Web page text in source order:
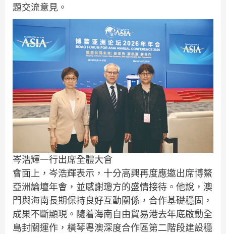
題交流意見。
岑浩輝一行出席全體大會
會面上，岑浩輝表示，十分高興再度應邀出席博鰲
亞洲論壇年會，並感謝瓊方的盛情接待。他說，澳
門與海南長期保持良好互動關係，合作基礎穩固，
成果不斷顯現。隨着海南自由貿易港去年底啟動全
島封關運作，橫琴粵澳深度合作區第二階段建設穩